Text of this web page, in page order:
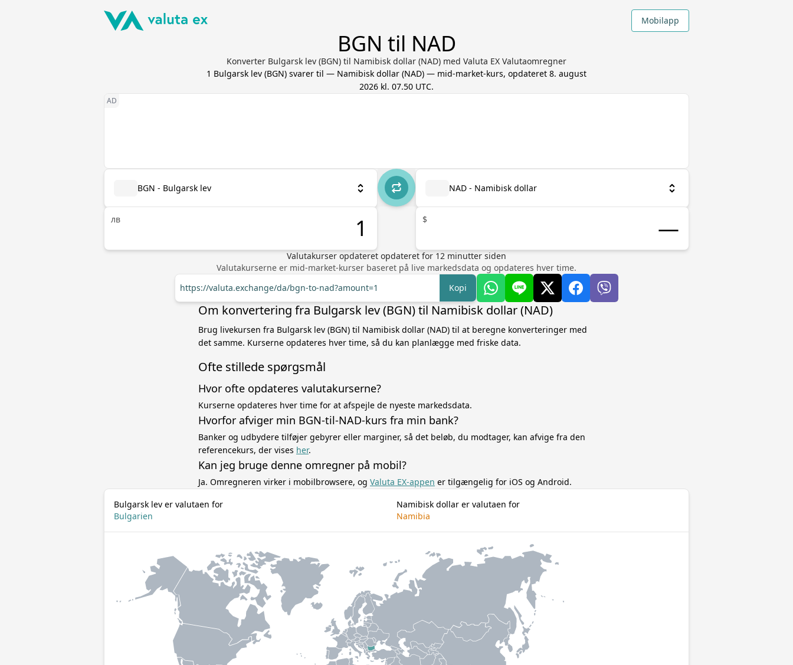
Mobilapp
BGN til NAD
Konverter Bulgarsk lev (BGN) til Namibisk dollar (NAD) med Valuta EX Valutaomregner
1 Bulgarsk lev (BGN) svarer til — Namibisk dollar (NAD) — mid-market-kurs, opdateret 8. august
2026 kl. 07.50 UTC.
BGN - Bulgarsk lev
лв
NAD - Namibisk dollar
$
Valutakurser opdateret opdateret for 12 minutter siden
Valutakurserne er mid-market-kurser baseret på live markedsdata og opdateres hver time.
https://valuta.exchange/da/bgn-to-nad?amount=1
Kopi
Om konvertering fra Bulgarsk lev (BGN) til Namibisk dollar (NAD)
Brug livekursen fra Bulgarsk lev (BGN) til Namibisk dollar (NAD) til at beregne konverteringer med
det samme. Kurserne opdateres hver time, så du kan planlægge med friske data.
Ofte stillede spørgsmål
Hvor ofte opdateres valutakurserne?
Kurserne opdateres hver time for at afspejle de nyeste markedsdata.
Hvorfor afviger min BGN-til-NAD-kurs fra min bank?
Banker og udbydere tilføjer gebyrer eller marginer, så det beløb, du modtager, kan afvige fra den
referencekurs, der vises her.
Kan jeg bruge denne omregner på mobil?
Ja. Omregneren virker i mobilbrowsere, og Valuta EX-appen er tilgængelig for iOS og Android.
Bulgarsk lev er valutaen for
Bulgarien
Namibisk dollar er valutaen for
Namibia